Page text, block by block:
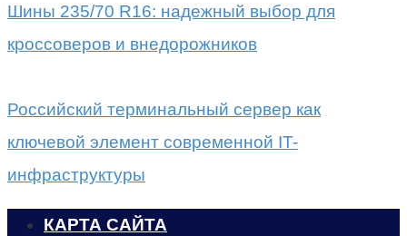
Шины 235/70 R16: надежный выбор для
кроссоверов и внедорожников
Российский терминальный сервер как
ключевой элемент современной IT-
инфраструктуры
КАРТА САЙТА